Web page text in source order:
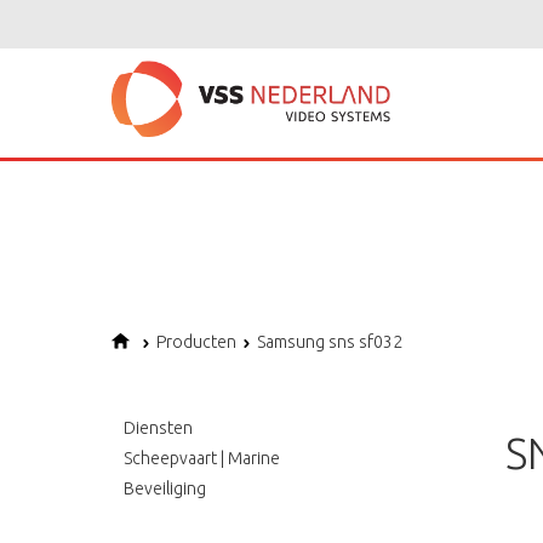
: Trying to get property of non-object in
: Undefined offset: 1 in/home/vssned01/domains/
Producten Samsung sns sf032
Diensten
Scheepvaart | Marine
Beveiliging